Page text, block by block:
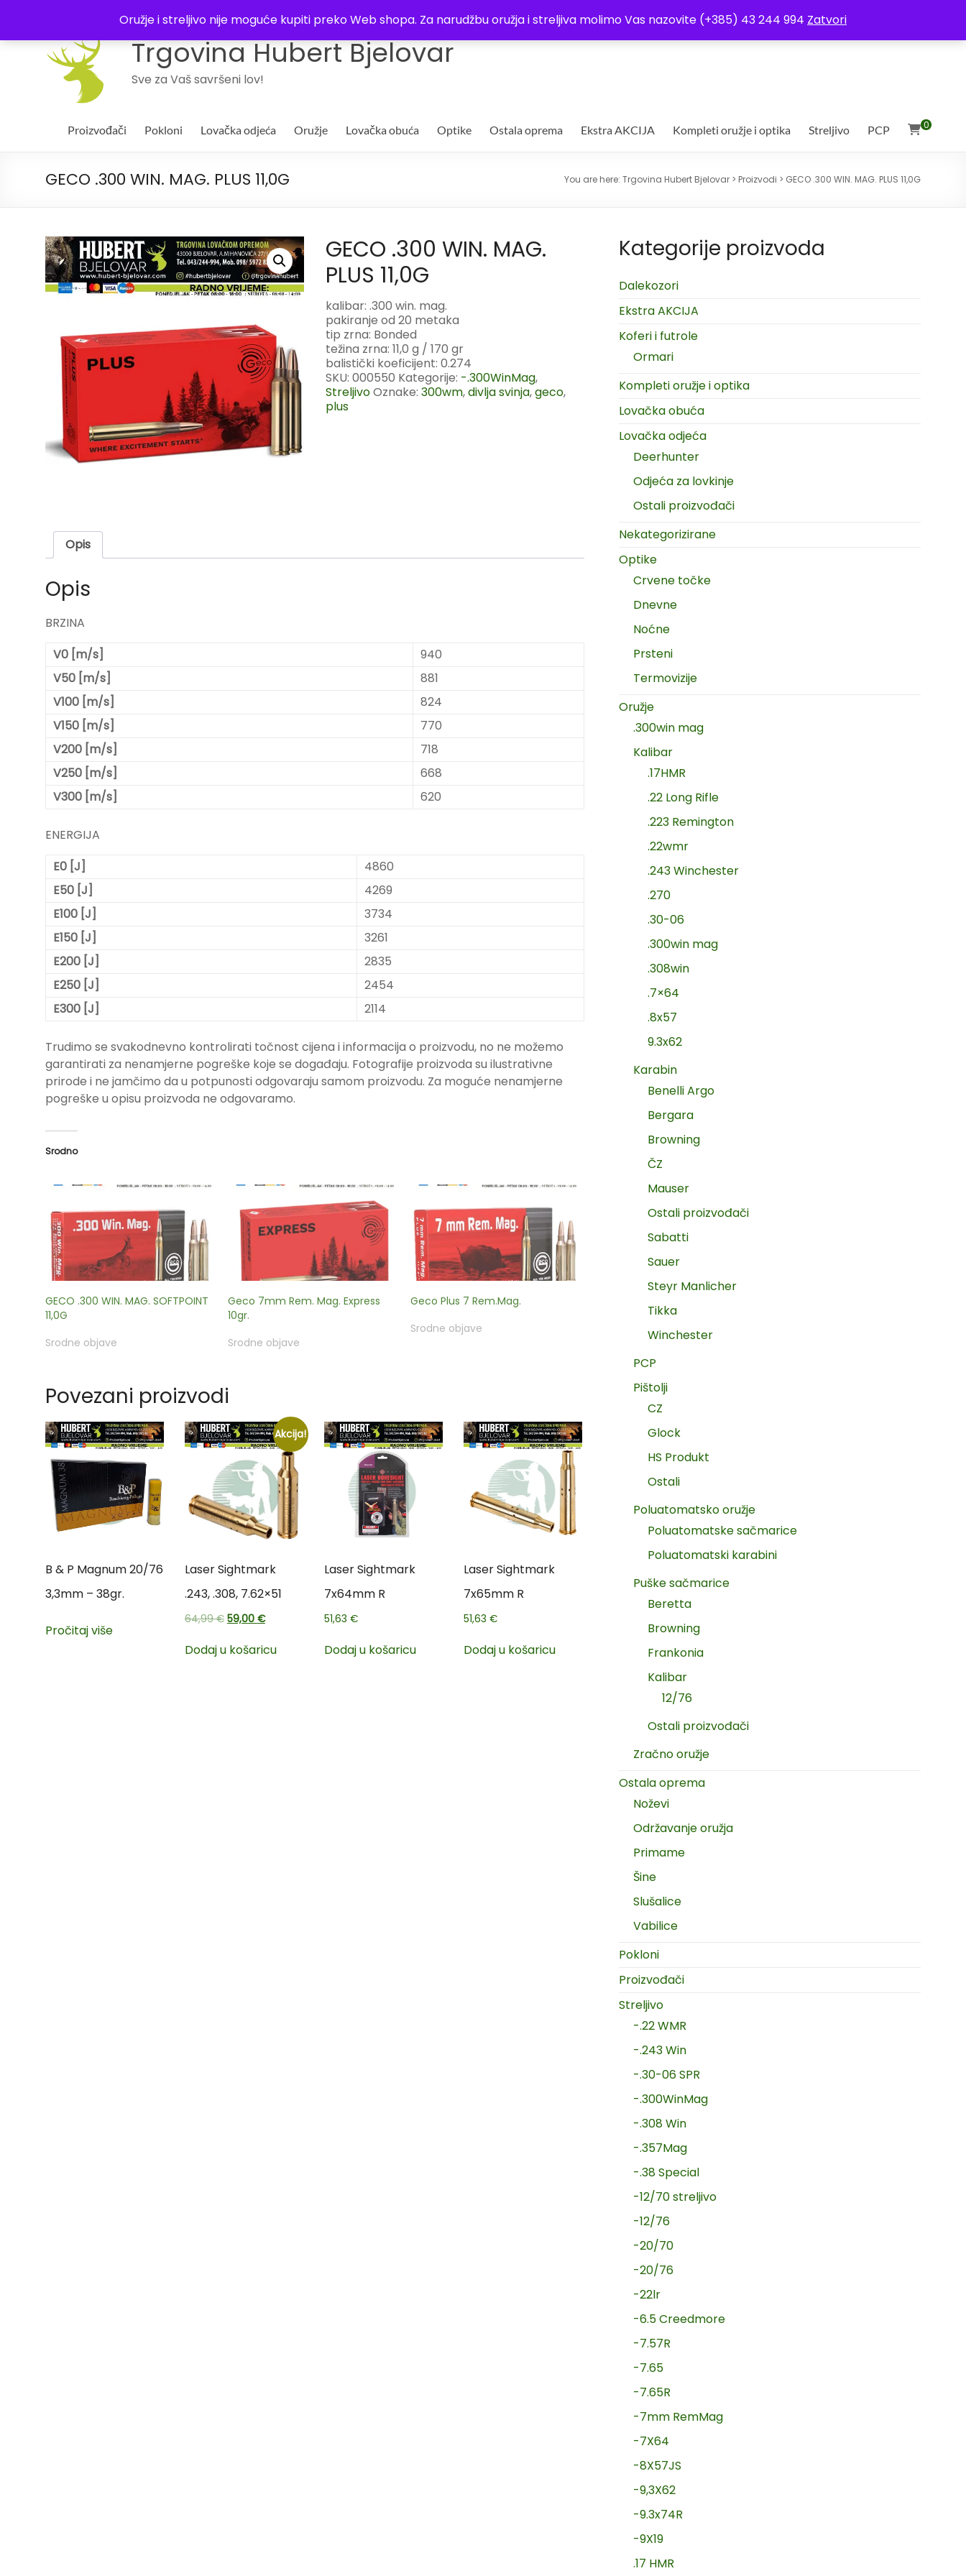
Oružje i streljivo nije moguće kupiti preko Web shopa. Za narudžbu oružja i streljiva molimo Vas nazovite (+385) 43 244 994 Zatvori
Uvjeti poslovanja
Trgovina Hubert Bjelovar
Sve za Vaš savršeni lov!
0
Proizvođači Pokloni Lovačka odjeća Oružje Lovačka obuća Optike Ostala oprema Ekstra AKCIJA Kompleti oružje i optika Streljivo PCP
GECO .300 WIN. MAG. PLUS 11,0G You are here: Trgovina Hubert Bjelovar > Proizvodi > GECO .300 WIN. MAG. PLUS 11,0G
GECO .300 WIN. MAG.
PLUS 11,0G
kalibar: .300 win. mag.
pakiranje od 20 metaka
tip zrna: Bonded
težina zrna: 11,0 g / 170 gr
balistički koeficijent: 0.274
SKU: 000550 Kategorije: -.300WinMag,
StreljivoOznake: 300wm,divlja svinja,geco,
plus
Opis
Opis
BRZINA
V0 [m/s]
940
V50 [m/s]
881
V100 [m/s]
824
V150 [m/s]
770
V200 [m/s]
718
V250 [m/s]
668
V300 [m/s]
620
ENERGIJA
E0 [J]
4860
E50 [J]
4269
E100 [J]
3734
E150 [J]
3261
E200 [J]
2835
E250 [J]
2454
E300 [J]
2114
Trudimo se svakodnevno kontrolirati točnost cijena i informacija o proizvodu, no ne možemo
garantirati za nenamjerne pogreške koje se događaju. Fotografije proizvoda su ilustrativne
prirode i ne jamčimo da u potpunosti odgovaraju samom proizvodu. Za moguće nenamjerne
pogreške u opisu proizvoda ne odgovaramo.
Srodno
GECO .300 WIN. MAG. SOFTPOINT
11,0G
Srodne objave
Geco 7mm Rem. Mag. Express
10gr.
Srodne objave
Geco Plus 7 Rem.Mag.
Srodne objave
Povezani proizvodi
B & P Magnum 20/76
3,3mm – 38gr.
Pročitaj više
Akcija!
Laser Sightmark
.243, .308, 7.62×51
64,99€ 59,00 €
Dodaj u košaricu
Laser Sightmark
7x64mm R
51,63 €
Dodaj u košaricu
Laser Sightmark
7x65mm R
51,63 €
Dodaj u košaricu
Kategorije proizvoda
Dalekozori
Ekstra AKCIJA
Koferi i futrole
Ormari
Kompleti oružje i optika
Lovačka obuća
Lovačka odjeća
Deerhunter
Odjeća za lovkinje
Ostali proizvođači
Nekategorizirane
Optike
Crvene točke
Dnevne
Noćne
Prsteni
Termovizije
Oružje
.300win mag
Kalibar
.17HMR
.22 Long Rifle
.223 Remington
.22wmr
.243 Winchester
.270
.30-06
.300win mag
.308win
.7×64
.8x57
9.3x62
Karabin
Benelli Argo
Bergara
Browning
ČZ
Mauser
Ostali proizvođači
Sabatti
Sauer
Steyr Manlicher
Tikka
Winchester
PCP
Pištolji
CZ
Glock
HS Produkt
Ostali
Poluatomatsko oružje
Poluatomatske sačmarice
Poluatomatski karabini
Puške sačmarice
Beretta
Browning
Frankonia
Kalibar
12/76
Ostali proizvođači
Zračno oružje
Ostala oprema
Noževi
Održavanje oružja
Primame
Šine
Slušalice
Vabilice
Pokloni
Proizvođači
Streljivo
-.22 WMR
-.243 Win
-.30-06 SPR
-.300WinMag
-.308 Win
-.357Mag
-.38 Special
-12/70 streljivo
-12/76
-20/70
-20/76
-22lr
-6.5 Creedmore
-7.57R
-7.65
-7.65R
-7mm RemMag
-7X64
-8X57JS
-9,3X62
-9.3x74R
-9X19
.17 HMR